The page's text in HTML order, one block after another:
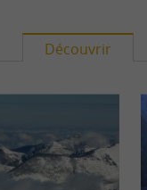
Découvrir